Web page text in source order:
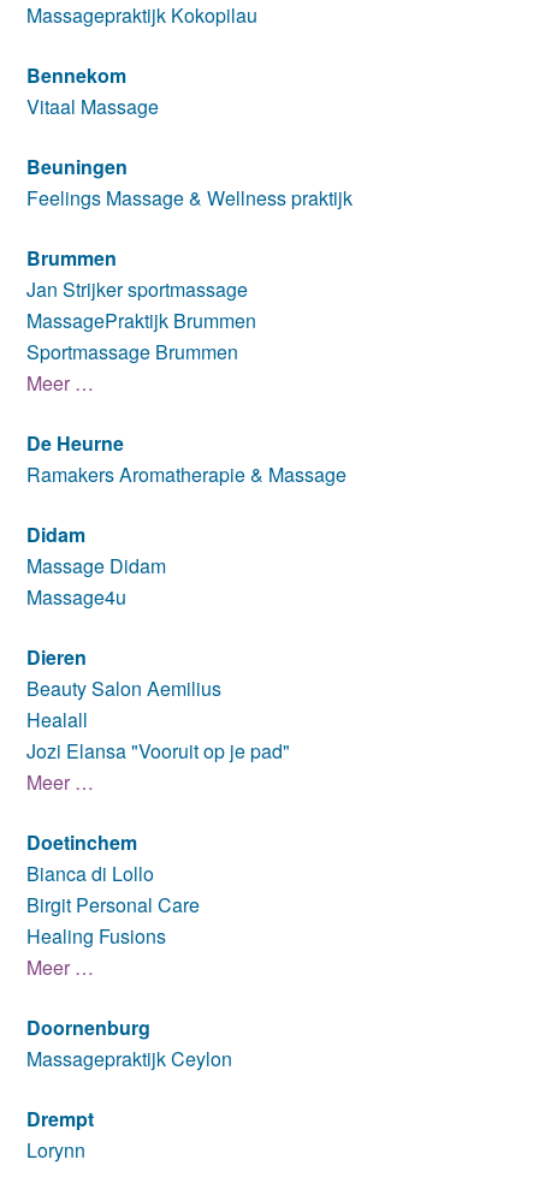
Massagepraktijk Kokopilau
Bennekom
Vitaal Massage
Beuningen
Feelings Massage & Wellness praktijk
Brummen
Jan Strijker sportmassage
MassagePraktijk Brummen
Sportmassage Brummen
Meer …
De Heurne
Ramakers Aromatherapie & Massage
Didam
Massage Didam
Massage4u
Dieren
Beauty Salon Aemilius
Healall
Jozi Elansa "Vooruit op je pad"
Meer …
Doetinchem
Bianca di Lollo
Birgit Personal Care
Healing Fusions
Meer …
Doornenburg
Massagepraktijk Ceylon
Drempt
Lorynn